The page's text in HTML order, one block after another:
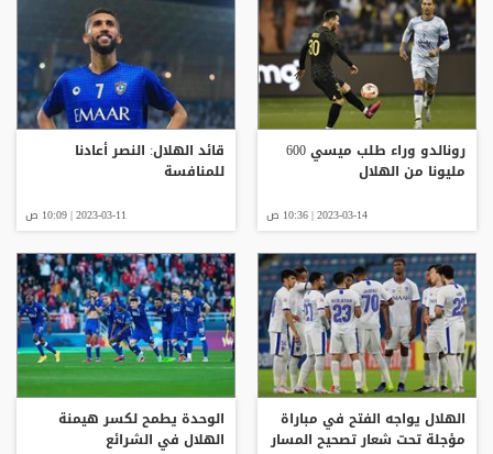
رونالدو وراء طلب ميسي 600
مليونا من الهلال
2023-03-14 | 10:36 ص
قائد الهلال: النصر أعادنا
للمنافسة
2023-03-11 | 10:09 ص
الهلال يواجه الفتح في مباراة
مؤجلة تحت شعار تصحيح المسار
الوحدة يطمح لكسر هيمنة
الهلال في الشرائع